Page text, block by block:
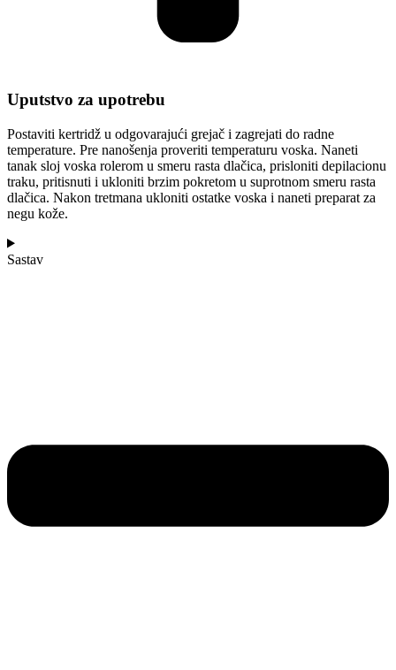
Uputstvo za upotrebu
Postaviti kertridž u odgovarajući grejač i zagrejati do radne
temperature. Pre nanošenja proveriti temperaturu voska. Naneti
tanak sloj voska rolerom u smeru rasta dlačica, prisloniti depilacionu
traku, pritisnuti i ukloniti brzim pokretom u suprotnom smeru rasta
dlačica. Nakon tretmana ukloniti ostatke voska i naneti preparat za
negu kože.
Sastav